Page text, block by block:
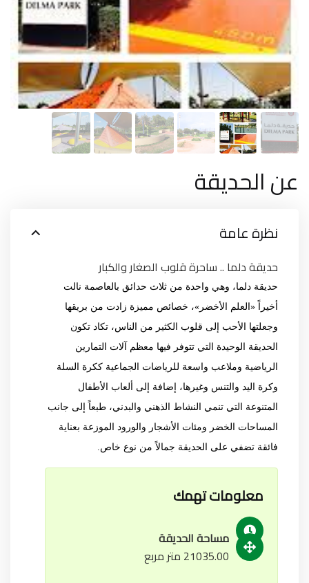
عن الحديقة
نظرة عامة
حديقة دلما .. ساحرة قلوب الصغار والكبار
حديقة دلما، وهي واحدة من ثلاث حدائق بالعاصمة نالت
أخيراً «العلم الأخضر»، خصائص مميزة زادت من بريقها
وجعلتها الأحب إلى قلوب الكثير من الناس،‮ تكاد تكون
الحديقة الوحيدة التي‮ ‬تتوفر فيها معظم آلات التمارين
الرياضية وملاعب واسعة للرياضات الجماعية ككرة السلة
وكرة اليد والتنس وغيرها،‮ ‬إضافة إلى ألعاب الأطفال
المتنوعة التي‮ ‬تنمي‮ ‬النشاط الذهني‮ ‬والبدني‮،‮ ‬طبعاً إلى جانب
المساحات الخضر ومئات الأشجار والورود الموزعة بعناية
فائقة تضفي‮ ‬على الحديقة جمالاً من نوع خاص‮.‬
معلومات تهمك
مساحة الحديقة
21035.00 متر مربع